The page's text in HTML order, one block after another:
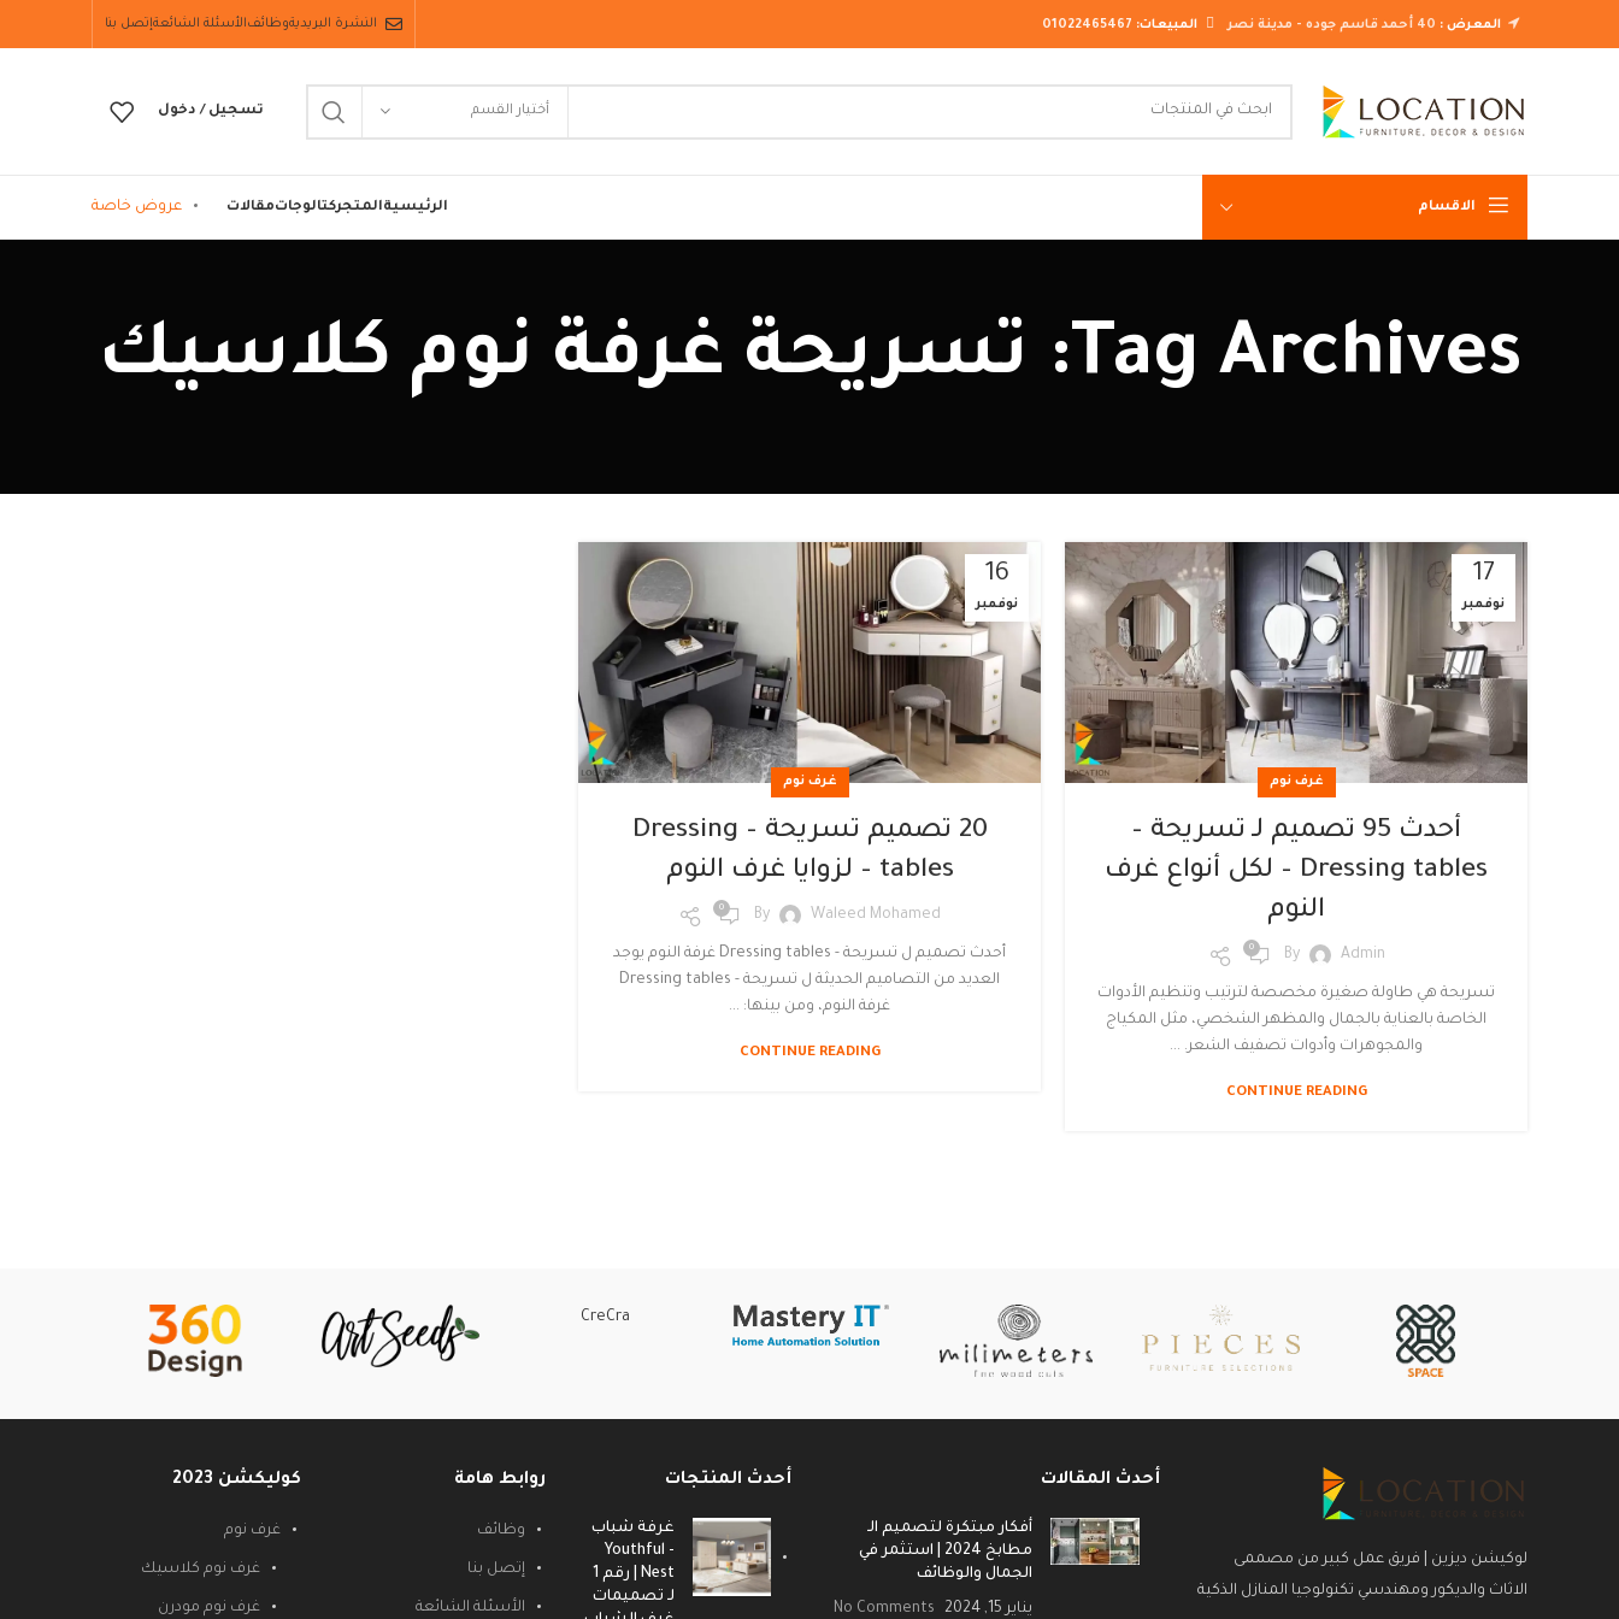
المعرض : المبيعات: 01022465467 النشرة البريديةوظائفالأسئلة الشائعةإتصل بنا
أختيار القسم تسجيل / دخول
الاقسام
غرف نوم مودرن
غرف نوم نيو كلاسيك
الرئيسيةالمتجركتالوجاتمقالات عروض خاصة
Tag Archives: تسريحة غرفة نوم كلاسيك
17
نوفمبر
غرف نوم
أحدث 95 تصميم لـ تسريحة –
Dressing tables – لكل أنواع غرف
النوم
By Admin
0
تسريحة هي طاولة صغيرة مخصصة لترتيب وتنظيم الأدوات
الخاصة بالعناية بالجمال والمظهر الشخصي، مثل المكياج
والمجوهرات وأدوات تصفيف الشعر. ...
CONTINUE READING
16
نوفمبر
غرف نوم
20 تصميم تسريحة – Dressing
tables – لزوايا غرف النوم
By Waleed Mohamed
0
أحدث تصميم ل تسريحة - Dressing tables غرفة النوم يوجد
العديد من التصاميم الحديثة ل تسريحة - Dressing tables
غرفة النوم، ومن بينها: ...
CONTINUE READING
CreCra
لوكيشن ديزين | فريق عمل كبير من مصممى
الاثاث والديكور ومهندسي تكنولوجيا المنازل الذكية
أحدث المقالات
أفكار مبتكرة لتصميم الـ
مطابخ 2024 | استثمر في
الجمال والوظائف
يناير 15, 2024 No Comments
أحدث المنتجات
غرفة شباب
- Youthful
Nest | رقم 1
لـ تصميمات
روابط هامة
وظائف
إتصل بنا
الأسئلة الشائعة
كوليكشن 2023
غرف نوم
غرف نوم كلاسيك
غرف نوم مودرن